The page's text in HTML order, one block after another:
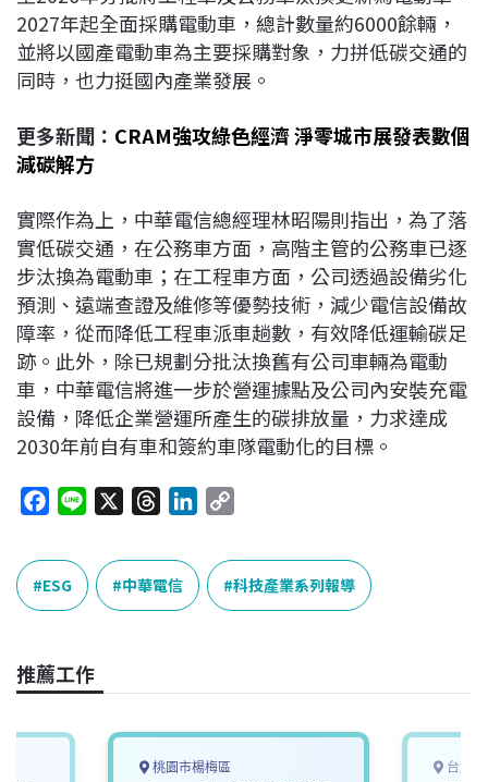
2027年起全面採購電動車，總計數量約6000餘輛，
並將以國產電動車為主要採購對象，力拼低碳交通的
同時，也力挺國內產業發展。
更多新聞： CRAM強攻綠色經濟 淨零城市展發表數個
減碳解方
實際作為上，中華電信總經理林昭陽則指出，為了落
實低碳交通，在公務車方面，高階主管的公務車已逐
步汰換為電動車；在工程車方面，公司透過設備劣化
預測、遠端查證及維修等優勢技術，減少電信設備故
障率，從而降低工程車派車趟數，有效降低運輸碳足
跡。此外，除已規劃分批汰換舊有公司車輛為電動
車，中華電信將進一步於營運據點及公司內安裝充電
設備，降低企業營運所產生的碳排放量，力求達成
2030年前自有車和簽約車隊電動化的目標。
c
e
b
o
k
e
r
e
a
k
n
p
y
L
k
ESG 中華電信 科技產業系列報導
推薦工作
桃園市楊梅區 台北